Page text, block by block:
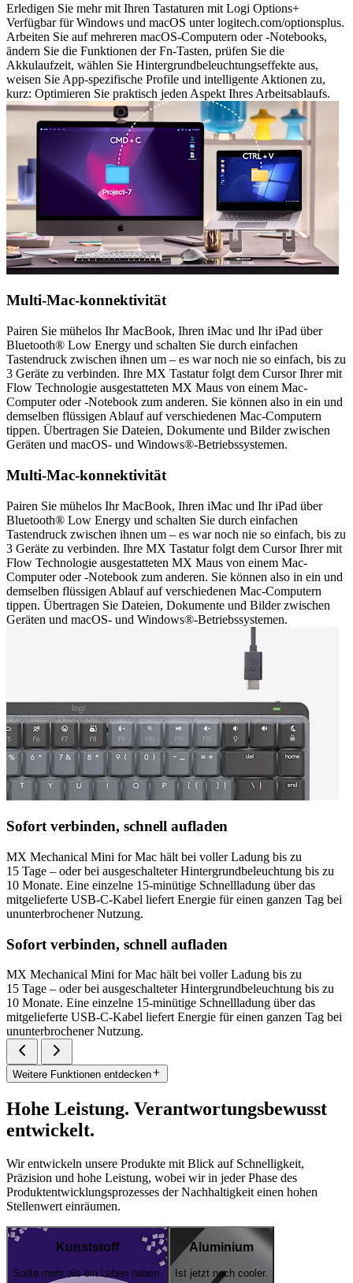
Erledigen Sie mehr mit Ihren Tastaturen mit Logi Options+
Verfügbar für Windows und macOS unter logitech.com/optionsplus.
Arbeiten Sie auf mehreren macOS-Computern oder -Notebooks,
ändern Sie die Funktionen der Fn-Tasten, prüfen Sie die
Akkulaufzeit, wählen Sie Hintergrundbeleuchtungseffekte aus,
weisen Sie App-spezifische Profile und intelligente Aktionen zu,
kurz: Optimieren Sie praktisch jeden Aspekt Ihres Arbeitsablaufs.
Multi-Mac-konnektivität
Pairen Sie mühelos Ihr MacBook, Ihren iMac und Ihr iPad über
Bluetooth® Low Energy und schalten Sie durch einfachen
Tastendruck zwischen ihnen um – es war noch nie so einfach, bis zu
3 Geräte zu verbinden. Ihre MX Tastatur folgt dem Cursor Ihrer mit
Flow Technologie ausgestatteten MX Maus von einem Mac-
Computer oder -Notebook zum anderen. Sie können also in ein und
demselben flüssigen Ablauf auf verschiedenen Mac-Computern
tippen. Übertragen Sie Dateien, Dokumente und Bilder zwischen
Geräten und macOS- und Windows®-Betriebssystemen.
Multi-Mac-konnektivität
Pairen Sie mühelos Ihr MacBook, Ihren iMac und Ihr iPad über
Bluetooth® Low Energy und schalten Sie durch einfachen
Tastendruck zwischen ihnen um – es war noch nie so einfach, bis zu
3 Geräte zu verbinden. Ihre MX Tastatur folgt dem Cursor Ihrer mit
Flow Technologie ausgestatteten MX Maus von einem Mac-
Computer oder -Notebook zum anderen. Sie können also in ein und
demselben flüssigen Ablauf auf verschiedenen Mac-Computern
tippen. Übertragen Sie Dateien, Dokumente und Bilder zwischen
Geräten und macOS- und Windows®-Betriebssystemen.
Sofort verbinden, schnell aufladen
MX Mechanical Mini for Mac hält bei voller Ladung bis zu
15 Tage – oder bei ausgeschalteter Hintergrundbeleuchtung bis zu
10 Monate. Eine einzelne 15-minütige Schnellladung über das
mitgelieferte USB-C-Kabel liefert Energie für einen ganzen Tag bei
ununterbrochener Nutzung.
Sofort verbinden, schnell aufladen
MX Mechanical Mini for Mac hält bei voller Ladung bis zu
15 Tage – oder bei ausgeschalteter Hintergrundbeleuchtung bis zu
10 Monate. Eine einzelne 15-minütige Schnellladung über das
mitgelieferte USB-C-Kabel liefert Energie für einen ganzen Tag bei
ununterbrochener Nutzung.
Weitere Funktionen entdecken
Hohe Leistung. Verantwortungsbewusst
entwickelt.
Wir entwickeln unsere Produkte mit Blick auf Schnelligkeit,
Präzision und hohe Leistung, wobei wir in jeder Phase des
Produktentwicklungsprozesses der Nachhaltigkeit einen hohen
Stellenwert einräumen.
Kunststoff
Sollte mehr als ein Leben haben.
Aluminium
Ist jetzt noch cooler.